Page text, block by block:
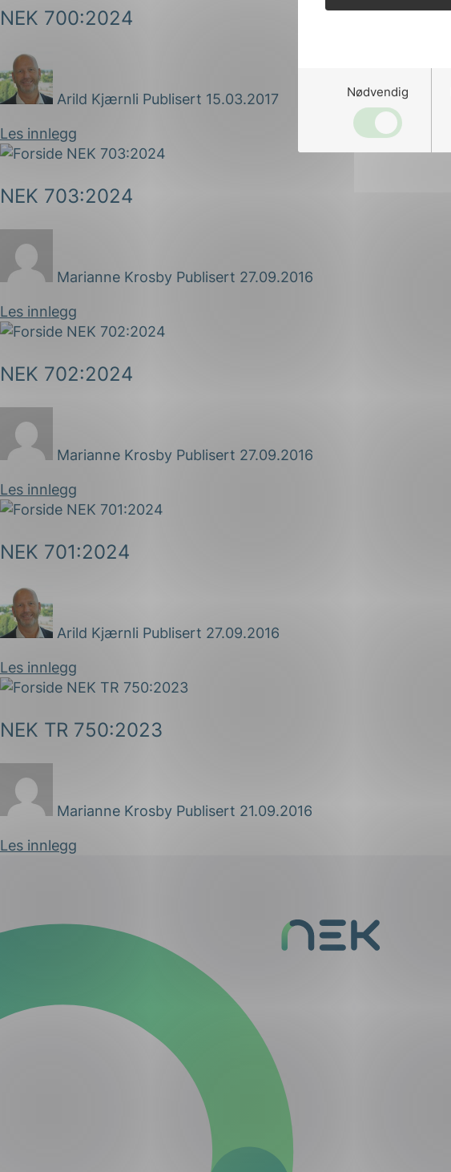
Nødvendig
NEK 700:2024
Arild Kjærnli Publisert 15.03.2017
Les innlegg
NEK 703:2024
Marianne Krosby Publisert 27.09.2016
Les innlegg
NEK 702:2024
Marianne Krosby Publisert 27.09.2016
Les innlegg
NEK 701:2024
Arild Kjærnli Publisert 27.09.2016
Les innlegg
NEK TR 750:2023
Marianne Krosby Publisert 21.09.2016
Les innlegg